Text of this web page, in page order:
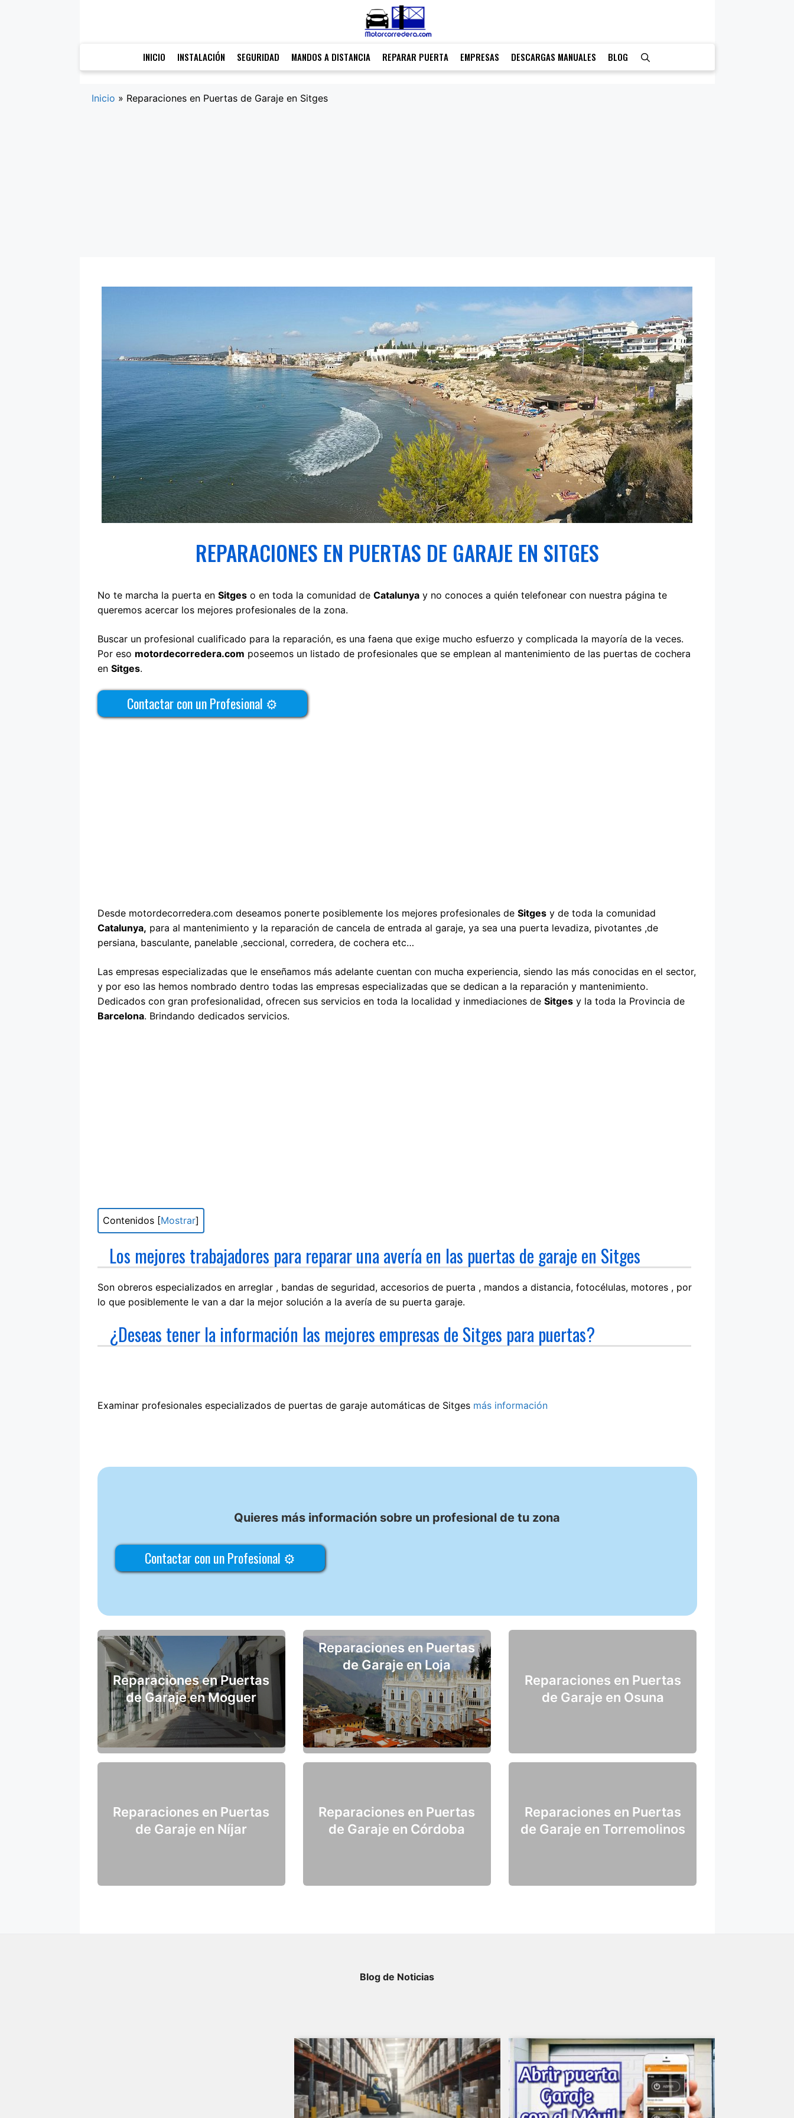
INICIO INSTALACIÓN SEGURIDAD MANDOS A DISTANCIA REPARAR PUERTA EMPRESAS DESCARGAS MANUALES BLOG
Inicio » Reparaciones en Puertas de Garaje en Sitges
REPARACIONES EN PUERTAS DE GARAJE EN SITGES
No te marcha la puerta en Sitgeso en toda la comunidad de Catalunyay no conoces a quién telefonear con nuestra página te
queremos acercar los mejores profesionales de la zona.
Buscar un profesional cualificado para la reparación, es una faena que exige mucho esfuerzo y complicada la mayoría de la veces.
Por eso motordecorredera.com poseemos un listado de profesionales que se emplean al mantenimiento de las puertas de cochera
en Sitges.
Contactar con un Profesional ⚙
Desde motordecorredera.com deseamos ponerte posiblemente los mejores profesionales de Sitgesy de toda la comunidad
Catalunya, para al mantenimiento y la reparación de cancela de entrada al garaje, ya sea una puerta levadiza, pivotantes ,de
persiana, basculante, panelable ,seccional, corredera, de cochera etc…
Las empresas especializadas que le enseñamos más adelante cuentan con mucha experiencia, siendo las más conocidas en el sector,
y por eso las hemos nombrado dentro todas las empresas especializadas que se dedican a la reparación y mantenimiento.
Dedicados con gran profesionalidad, ofrecen sus servicios en toda la localidad y inmediaciones de Sitgesy la toda la Provincia de
Barcelona. Brindando dedicados servicios.
Contenidos [Mostrar]
Los mejores trabajadores para reparar una avería en las puertas de garaje en Sitges
Son obreros especializados en arreglar , bandas de seguridad, accesorios de puerta , mandos a distancia, fotocélulas, motores , por
lo que posiblemente le van a dar la mejor solución a la avería de su puerta garaje.
¿Deseas tener la información las mejores empresas de Sitges para puertas?
Examinar profesionales especializados de puertas de garaje automáticas de Sitges más información
Quieres más información sobre un profesional de tu zona
Contactar con un Profesional ⚙
Reparaciones en Puertas
de Garaje en Moguer
Reparaciones en Puertas
de Garaje en Loja
Reparaciones en Puertas
de Garaje en Osuna
Reparaciones en Puertas
de Garaje en Níjar
Reparaciones en Puertas
de Garaje en Córdoba
Reparaciones en Puertas
de Garaje en Torremolinos
Blog de Noticias